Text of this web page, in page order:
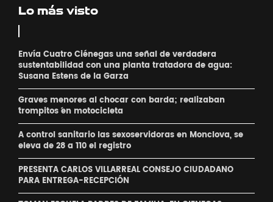
Lo más visto
Envía Cuatro Ciénegas una señal de verdadera
sustentabilidad con una planta tratadora de agua:
Susana Estens de la Garza
Graves menores al chocar con barda; realizaban
´trompitos ´en motocicleta
A control sanitario las sexoservidoras en Monclova, se
eleva de 28 a 110 el registro
PRESENTA CARLOS VILLARREAL CONSEJO CIUDADANO
PARA ENTREGA-RECEPCIÓN